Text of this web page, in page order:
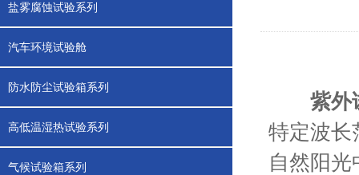
盐雾腐蚀试验系列
汽车环境试验舱
防水防尘试验箱系列
高低温湿热试验系列
气候试验箱系列
紫外
特定波长
自然阳